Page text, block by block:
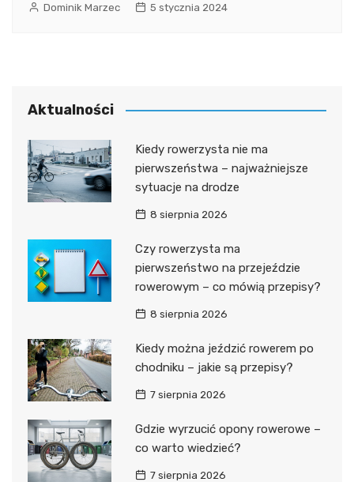
Dominik Marzec 5 stycznia 2024
Aktualności
Kiedy rowerzysta nie ma
pierwszeństwa – najważniejsze
sytuacje na drodze
8 sierpnia 2026
Czy rowerzysta ma
pierwszeństwo na przejeździe
rowerowym – co mówią przepisy?
8 sierpnia 2026
Kiedy można jeździć rowerem po
chodniku – jakie są przepisy?
7 sierpnia 2026
Gdzie wyrzucić opony rowerowe –
co warto wiedzieć?
7 sierpnia 2026